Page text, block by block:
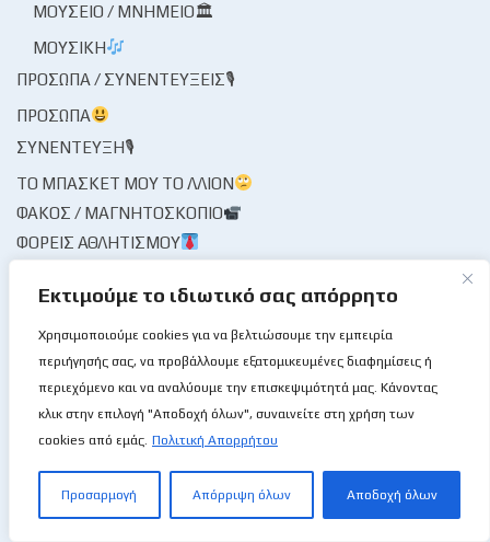
Εκτιμούμε το ιδιωτικό σας απόρρητο
Χρησιμοποιούμε cookies για να βελτιώσουμε την εμπειρία
περιήγησής σας, να προβάλλουμε εξατομικευμένες διαφημίσεις ή
περιεχόμενο και να αναλύουμε την επισκεψιμότητά μας. Κάνοντας
κλικ στην επιλογή "Αποδοχή όλων", συναινείτε στη χρήση των
cookies από εμάς. Πολιτική Απορρήτου
Προσαρμογή Απόρριψη όλων Αποδοχή όλων
ΜΟΥΣΕΊΟ / ΜΝΗΜΕΊΟ🏛
ΜΟΥΣΙΚΉ
ΠΡΌΣΩΠΑ / ΣΥΝΕΝΤΕΎΞΕΙΣ🎙
ΠΡΌΣΩΠΑ
ΣΥΝΈΝΤΕΥΞΗ🎙
ΤΟ ΜΠΆΣΚΕΤ ΜΟΥ ΤΟ ΛΛΊΟΝ
ΦΑΚΌΣ / ΜΑΓΝΗΤΟΣΚΌΠΙΟ
ΦΟΡΕΊΣ ΑΘΛΗΤΙΣΜΟΎ
ΔΙΑΙΤΗΣΊΑ
ΚΟΜΙΣΆΡΙΟΙ
ΚΡΙΤΈΣ
ΣΤΑΤΙΣΤΙΚΉ ΥΠΗΡΕΣΊΑ
ΧΡΟΝΟΓΡΆΦΗΜΑ
ΨΊΘΥΡΟΙ
ΩΡΑΊΑ ΜΟΥ ΚΥΡΊΑ